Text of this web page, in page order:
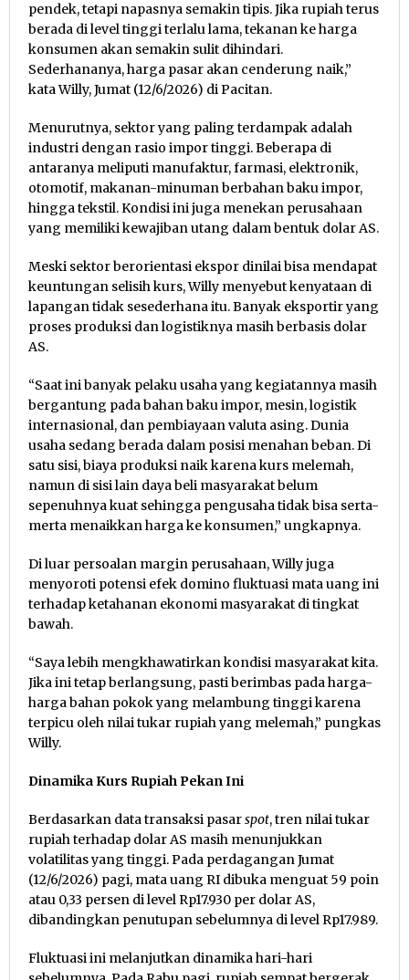
pendek, tetapi napasnya semakin tipis. Jika rupiah terus
berada di level tinggi terlalu lama, tekanan ke harga
konsumen akan semakin sulit dihindari.
Sederhananya, harga pasar akan cenderung naik,”
kata Willy, Jumat (12/6/2026) di Pacitan.
Menurutnya, sektor yang paling terdampak adalah
industri dengan rasio impor tinggi. Beberapa di
antaranya meliputi manufaktur, farmasi, elektronik,
otomotif, makanan-minuman berbahan baku impor,
hingga tekstil. Kondisi ini juga menekan perusahaan
yang memiliki kewajiban utang dalam bentuk dolar AS.
Meski sektor berorientasi ekspor dinilai bisa mendapat
keuntungan selisih kurs, Willy menyebut kenyataan di
lapangan tidak sesederhana itu. Banyak eksportir yang
proses produksi dan logistiknya masih berbasis dolar
AS.
“Saat ini banyak pelaku usaha yang kegiatannya masih
bergantung pada bahan baku impor, mesin, logistik
internasional, dan pembiayaan valuta asing. Dunia
usaha sedang berada dalam posisi menahan beban. Di
satu sisi, biaya produksi naik karena kurs melemah,
namun di sisi lain daya beli masyarakat belum
sepenuhnya kuat sehingga pengusaha tidak bisa serta-
merta menaikkan harga ke konsumen,” ungkapnya.
Di luar persoalan margin perusahaan, Willy juga
menyoroti potensi efek domino fluktuasi mata uang ini
terhadap ketahanan ekonomi masyarakat di tingkat
bawah.
“Saya lebih mengkhawatirkan kondisi masyarakat kita.
Jika ini tetap berlangsung, pasti berimbas pada harga-
harga bahan pokok yang melambung tinggi karena
terpicu oleh nilai tukar rupiah yang melemah,” pungkas
Willy.
Dinamika Kurs Rupiah Pekan Ini
Berdasarkan data transaksi pasarspot, tren nilai tukar
rupiah terhadap dolar AS masih menunjukkan
volatilitas yang tinggi. Pada perdagangan Jumat
(12/6/2026) pagi, mata uang RI dibuka menguat 59 poin
atau 0,33 persen di level Rp17.930 per dolar AS,
dibandingkan penutupan sebelumnya di level Rp17.989.
Fluktuasi ini melanjutkan dinamika hari-hari